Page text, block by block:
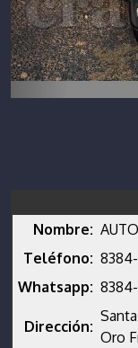
Nombre:
Teléfono:
Whatsapp:
Dirección:
Oro